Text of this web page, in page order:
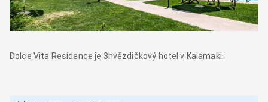
Dolce Vita Residence je 3hvězdičkový hotel v Kalamaki.